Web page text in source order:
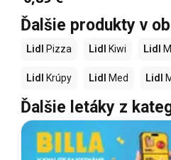
Ďalšie produkty v
Lidl Pizza Lidl Kiwi Lidl
Lidl Krúpy Lidl Med Lidl
Ďalšie letáky z